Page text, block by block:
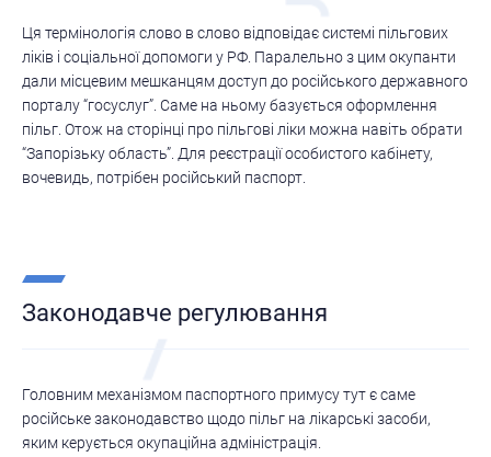
Ця термінологія слово в слово відповідає системі пільгових
ліків і соціальної допомоги у РФ. Паралельно з цим окупанти
дали місцевим мешканцям доступ до російського державного
порталу “госуслуг”. Саме на ньому базується оформлення
пільг. Отож на сторінці про пільгові ліки можна навіть обрати
“Запорізьку область”. Для реєстрації особистого кабінету,
вочевидь, потрібен російський паспорт.
Законодавче регулювання
Головним механізмом паспортного примусу тут є саме
російське законодавство щодо пільг на лікарські засоби,
яким керується окупаційна адміністрація.